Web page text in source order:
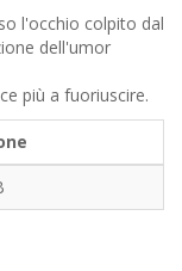
l'occhio colpito dal
dell'umor
più a fuoriuscire.